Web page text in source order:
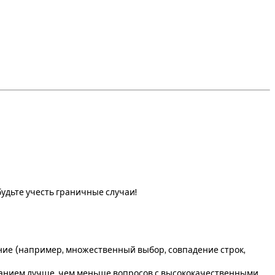
учесть граничные случаи!
(например, множественный выбор, совпадение строк,